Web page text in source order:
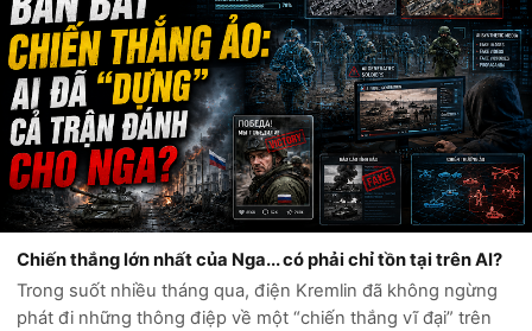
Chiến thắng lớn nhất của Nga... có phải chỉ tồn tại trên AI?
Trong suốt nhiều tháng qua, điện Kremlin đã không ngừng
phát đi những thông điệp về một “chiến thắng vĩ đại” trên